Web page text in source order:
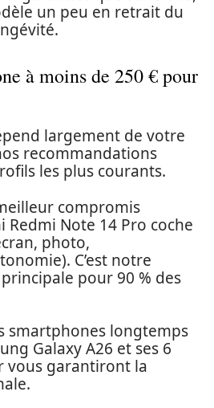
un peu en retrait du
à moins de 250 € pour
largement de votre
recommandations
les plus courants.
compromis
Redmi Note 14 Pro coche
photo,
C’est notre
pour 90 % des
smartphones longtemps
Galaxy A26 et ses 6
vous garantiront la